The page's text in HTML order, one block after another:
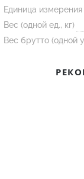
Подставка
Лодочка
Контакт
Единица измерения
Вес (одной ед., кг)
Вес брутто (одной